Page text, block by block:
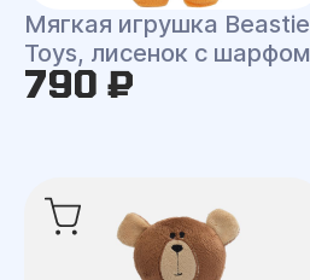
Мягкая игрушка Beastie
Toys, лисенок с шарфом
790 ₽